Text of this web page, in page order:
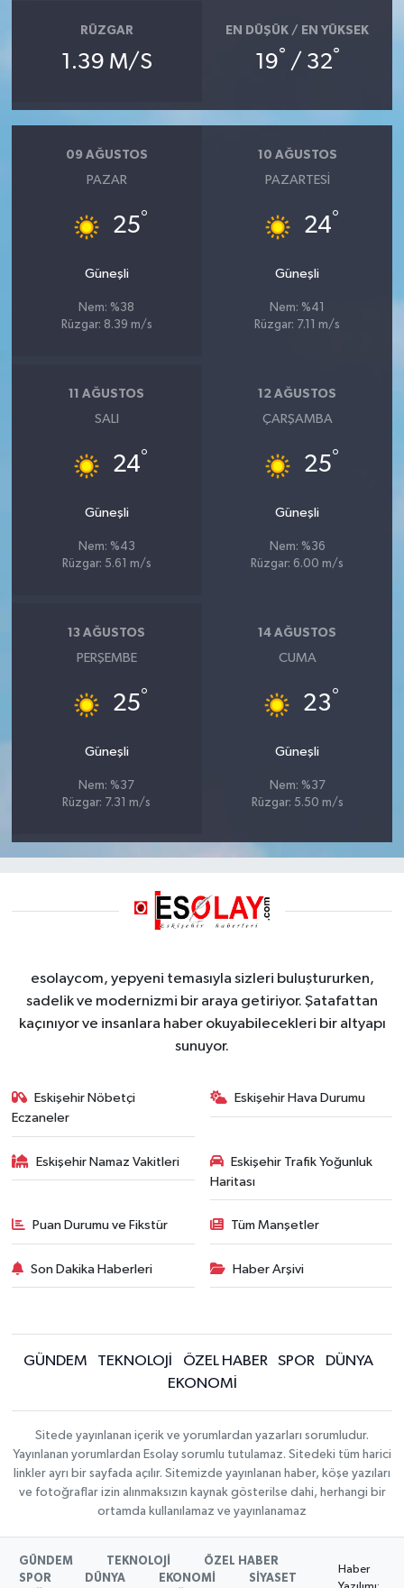
RÜZGAR
1.39 M/S
EN DÜŞÜK / EN YÜKSEK
19° / 32°
09 AĞUSTOS
PAZAR
25°
Güneşli
Nem: %38
Rüzgar: 8.39 m/s
10 AĞUSTOS
PAZARTESI
24°
Güneşli
Nem: %41
Rüzgar: 7.11 m/s
11 AĞUSTOS
SALI
24°
Güneşli
Nem: %43
Rüzgar: 5.61 m/s
12 AĞUSTOS
ÇARŞAMBA
25°
Güneşli
Nem: %36
Rüzgar: 6.00 m/s
13 AĞUSTOS
PERŞEMBE
25°
Güneşli
Nem: %37
Rüzgar: 7.31 m/s
14 AĞUSTOS
CUMA
23°
Güneşli
Nem: %37
Rüzgar: 5.50 m/s
esolaycom, yepyeni temasıyla sizleri buluştururken,
sadelik ve modernizmi bir araya getiriyor. Şatafattan
kaçınıyor ve insanlara haber okuyabilecekleri bir altyapı
sunuyor.
Eskişehir Nöbetçi
Eczaneler
Eskişehir Hava Durumu
Eskişehir Namaz Vakitleri
Eskişehir Trafik Yoğunluk
Haritası
Puan Durumu ve Fikstür Tüm Manşetler
Son Dakika Haberleri Haber Arşivi
GÜNDEM TEKNOLOJİ ÖZEL HABER SPOR
DÜNYA
EKONOMİ
Sitede yayınlanan içerik ve yorumlardan yazarları sorumludur.
Yayınlanan yorumlardan Esolay sorumlu tutulamaz. Sitedeki tüm harici
linkler ayrı bir sayfada açılır. Sitemizde yayınlanan haber, köşe yazıları
ve fotoğraflar izin alınmaksızın kaynak gösterilse dahi, herhangi bir
ortamda kullanılamaz ve yayınlanamaz
GÜNDEM TEKNOLOJİ
ÖZEL HABER
SPOR
DÜNYA EKONOMİ SİYASET
Haber